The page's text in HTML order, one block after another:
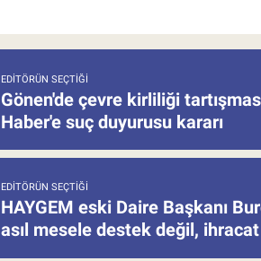
EDITÖRÜN SEÇTIĞI
Gönen'de çevre kirliliği
Haber'e suç duyurusu kararı
EDITÖRÜN SEÇTIĞI
HAYGEM eski Daire Başkanı
asıl mesele destek değil,